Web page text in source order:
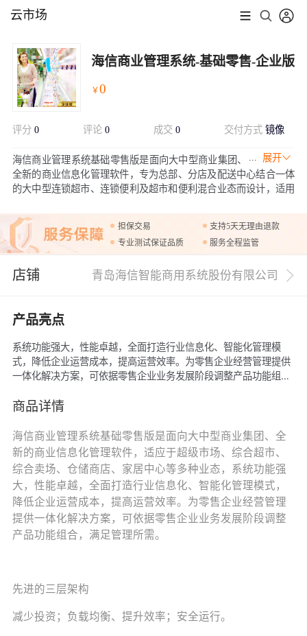
云市场
海信商业管理系统-基础零售-企业版
￥0
评分 0 评论 0 成交 0 交付方式镜像
展开
海信商业管理系统基础零售版是面向大中型商业集团、
全新的商业信息化管理软件，专为总部、分店及配送中心结合一体
的大中型连锁超市、连锁便利及超市和便利混合业态而设计，适用
加油站、便利店、茶叶店、服装店、化妆品店、生鲜果蔬店等。此
镜像产品安装后会有免费30天的试用期，试用结束后需经过授权后
方可使用，具体授权请旺旺咨询。
担保交易
支持5天无理由退款
专业测试保证品质
服务全程监管
店铺 青岛海信智能商用系统股份有限公司
产品亮点
系统功能强大，性能卓越，全面打造行业信息化、智能化管理模
式，降低企业运营成本，提高运营效率。为零售企业经营管理提供
一体化解决方案，可依据零售企业业务发展阶段调整产品功能组
效率；安全运行。 便捷的实施运维 自动化升级实施工具；免安
商品详情
海信商业管理系统基础零售版是面向大中型商业集团、全
新的商业信息化管理软件，适应于超级市场、综合超市、
综合卖场、仓储商店、家居中心等多种业态，系统功能强
大，性能卓越，全面打造行业信息化、智能化管理模式，
降低企业运营成本，提高运营效率。为零售企业经营管理
提供一体化解决方案，可依据零售企业业务发展阶段调整
产品功能组合，满足管理所需。
先进的三层架构
减少投资；负载均衡、提升效率；安全运行。